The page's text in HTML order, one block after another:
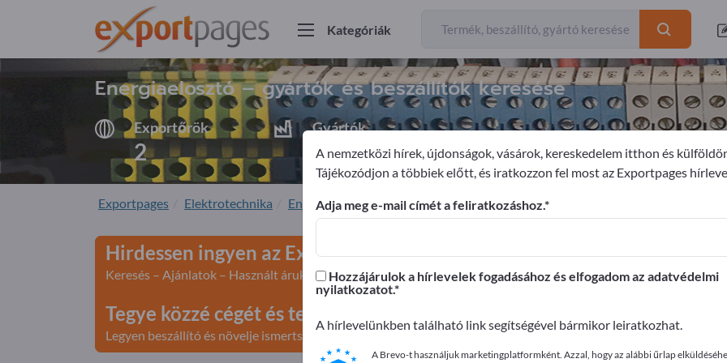
Kategóriák
Energiaelosztó – gyártók és beszállítók keresése
Exportőrök
2
Gyártók
2
Exportpages Elektrotechnika Energetski menedžment Energiaelosztó
Hirdessen ingyen az Exportpages-en!
Keresés – Ajánlatok – Használt áruk – Üzleti kapcsolatok >> kezdje itt
Tegye közzé cégét és termékeit az Exportpages-en!
Legyen beszállító és növelje ismertségét>> tegye közzé itt
A nemzetközi hírek, újdonságok, vásárok, kereskedelem itthon és
Tájékozódjon a többiek előtt, és iratkozzon fel most az Exportpages
Adja meg e-mail címét a feliratkozáshoz.
Hozzájárulok a hírlevelek fogadásához és elfogadom az adatvédelmi
nyilatkozatot.
A hírlevelünkben található link segítségével bármikor leiratkozhat.
A Brevo-t használjuk marketingplatformként. Azzal, hogy az alábbi űrlap